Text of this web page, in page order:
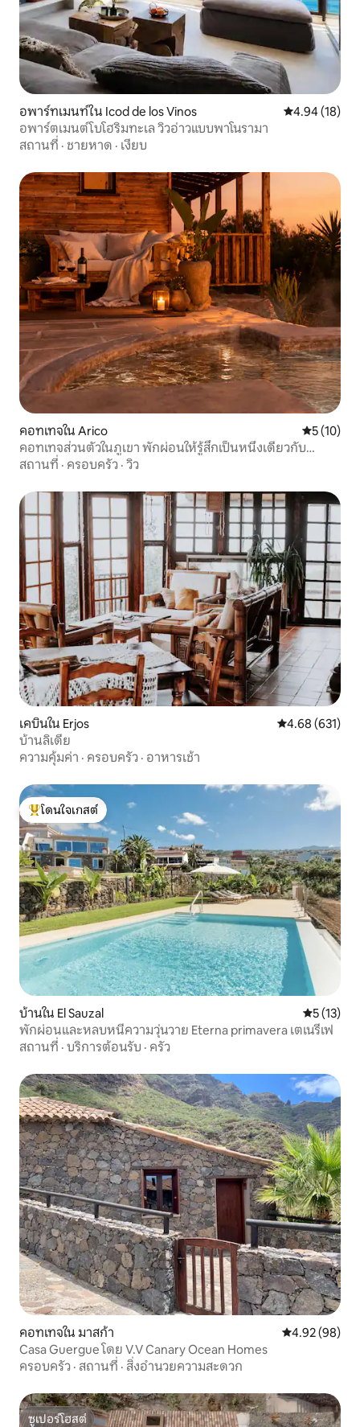
อพาร์ทเมนท์ใน Icod de los Vinos คะแนนเฉลี่ย
4.94 (18)
อพาร์ตเมนต์โบโฮริมทะเล วิวอ่าวแบบพาโนรามา
สถานที่ · ชายหาด · เงียบ
คอทเทจใน Arico คะแนนเฉลี่
5 (10)
คอทเทจส่วนตัวในภูเขา พักผ่อนให้รู้สึกเป็นหนึ่งเดียวกับ
ธรรมชาติ
สถานที่ · ครอบครัว · วิว
เคบินใน Erjos คะแนนเฉลี่ย
4.68 (631)
บ้านลิเดีย
ความคุ้มค่า · ครอบครัว · อาหารเช้า
โดนใจเกสต์ที่สุด
โดนใจเกสต์
บ้านใน El Sauzal คะแนนเฉลี่
5 (13)
พักผ่อนและหลบหนีความวุ่นวาย Eterna primavera เตเนรีเฟ
สถานที่ · บริการต้อนรับ · ครัว
คอทเทจใน มาสก้า คะแนนเฉลี่ย
4.92 (98)
Casa Guergue โดย V.V Canary Ocean Homes
ครอบครัว · สถานที่ · สิ่งอำนวยความสะดวก
ซูเปอร์โฮสต์